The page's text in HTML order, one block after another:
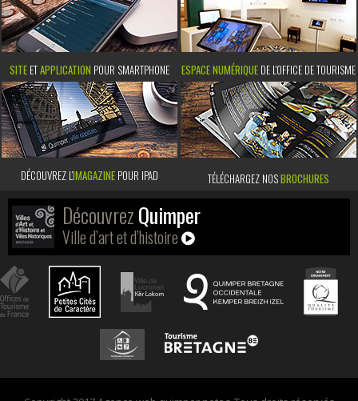
SITE ETAPPLICATION POUR SMARTPHONE ESPACE NUMÉRIQUE DE L'OFFICE DE TOURISME
DÉCOUVREZ L’IMAGAZINE POUR IPAD TÉLÉCHARGEZ NOSBROCHURES
DécouvrezQuimper
Ville d’art et d’histoire